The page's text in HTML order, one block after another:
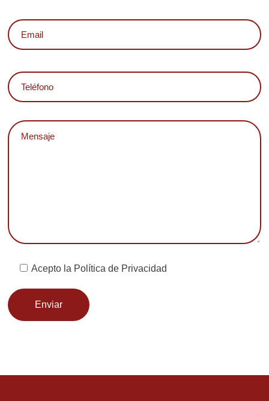
Acepto la Política de Privacidad